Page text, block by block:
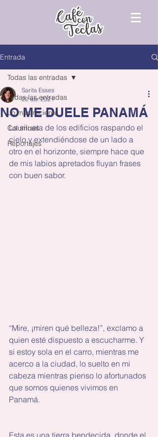
Entrada
Todas las entradas
Lo más reciente
Columnas
Reportajes
Todas las entradas
NO ME DUELE PANAMÁ
Sarita Esses
22 abr 2021
La silueta de los edificios raspando el
cielo y extendiéndose de un lado a
otro en el horizonte, siempre hace que
de mis labios apretados fluyan frases
con buen sabor.
“Mire, ¡miren qué belleza!”, exclamo a
quien esté dispuesto a escucharme. Y
si estoy sola en el carro, mientras me
acerco a la ciudad, lo suelto en mi
cabeza mientras pienso lo afortunados
que somos quienes vivimos en
Panamá.
Esta es una tierra bendecida, donde el